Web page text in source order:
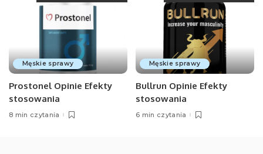
Męskie sprawy
Prostonel Opinie Efekty
stosowania
8 min czytania
Męskie sprawy
Bullrun Opinie Efekty
stosowania
6 min czytania